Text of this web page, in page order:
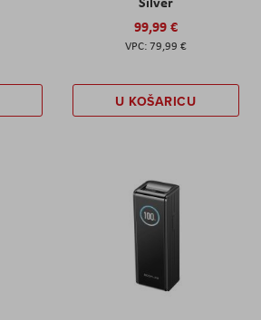
99,99 €
79,99 €
U KOŠARICU